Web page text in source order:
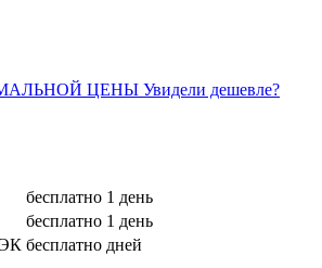
ЦЕНЫ Увидели дешевле?
бесплатно 1 день
бесплатно 1 день
бесплатно дней